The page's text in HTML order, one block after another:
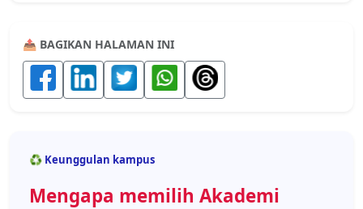
📤 BAGIKAN HALAMAN INI
♻️ Keunggulan kampus
Mengapa memilih Akademi